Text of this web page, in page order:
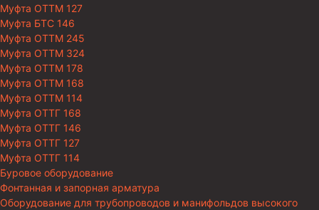
Муфта ОТТМ 127
Муфта БТС 146
Муфта ОТТМ 245
Муфта ОТТМ 324
Муфта ОТТМ 178
Муфта ОТТМ 168
Муфта ОТТМ 114
Муфта ОТТГ 168
Муфта ОТТГ 146
Муфта ОТТГ 127
Муфта ОТТГ 114
Буровое оборудование
Фонтанная и запорная арматура
Оборудование для трубопроводов и манифольдов высокого